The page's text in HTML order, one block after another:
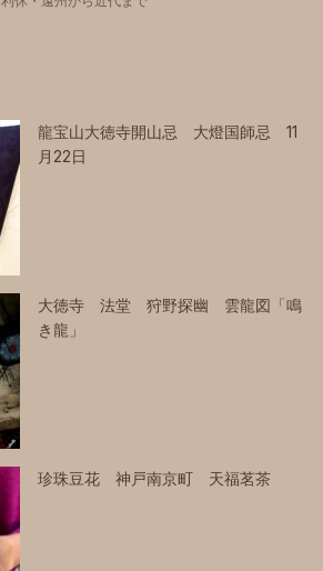
龍宝山大徳寺開山忌 大燈国師忌 11
月22日
大徳寺 法堂 狩野探幽 雲龍図「鳴
き龍」
珍珠豆花 神戸南京町 天福茗茶